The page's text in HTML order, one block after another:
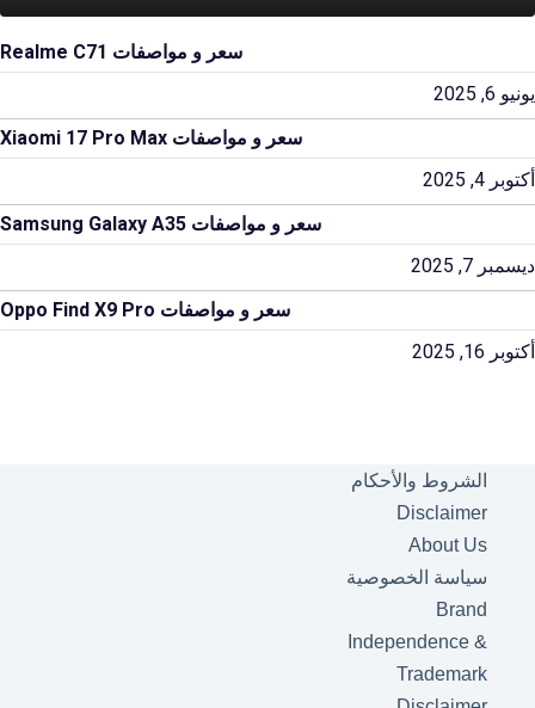
سعر و مواصفات Realme C71
يونيو 6, 2025
سعر و مواصفات Xiaomi 17 Pro Max
أكتوبر 4, 2025
سعر و مواصفات Samsung Galaxy A35
ديسمبر 7, 2025
سعر و مواصفات Oppo Find X9 Pro
أكتوبر 16, 2025
الشروط والأحكام
Disclaimer
About Us
سياسة الخصوصية
Brand
Independence &
Trademark